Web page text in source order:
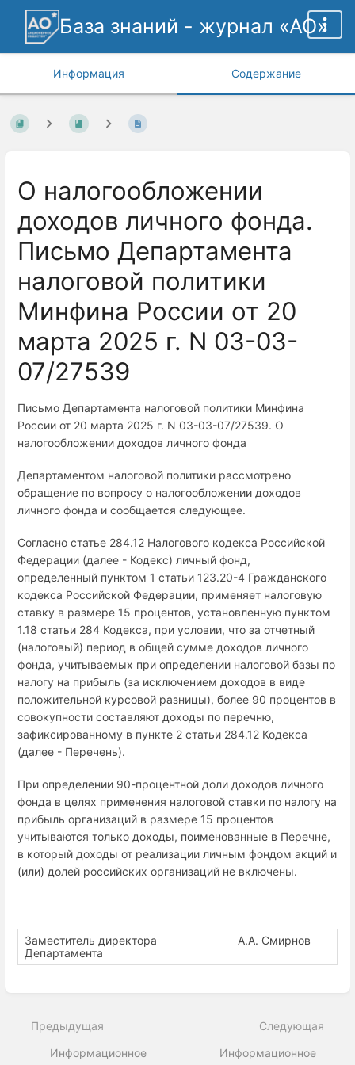
База знаний - журнал «АО»
Информация Содержание
О налогообложении
доходов личного фонда.
Письмо Департамента
налоговой политики
Минфина России от 20
марта 2025 г. N 03-03-
07/27539
Письмо Департамента налоговой политики Минфина
России от 20 марта 2025 г. N 03-03-07/27539. О
налогообложении доходов личного фонда
Департаментом налоговой политики рассмотрено
обращение по вопросу о налогообложении доходов
личного фонда и сообщается следующее.
Согласно статье 284.12 Налогового кодекса Российской
Федерации (далее - Кодекс) личный фонд,
определенный пунктом 1 статьи 123.20-4 Гражданского
кодекса Российской Федерации, применяет налоговую
ставку в размере 15 процентов, установленную пунктом
1.18 статьи 284 Кодекса, при условии, что за отчетный
(налоговый) период в общей сумме доходов личного
фонда, учитываемых при определении налоговой базы по
налогу на прибыль (за исключением доходов в виде
положительной курсовой разницы), более 90 процентов в
совокупности составляют доходы по перечню,
зафиксированному в пункте 2 статьи 284.12 Кодекса
(далее - Перечень).
При определении 90-процентной доли доходов личного
фонда в целях применения налоговой ставки по налогу на
прибыль организаций в размере 15 процентов
учитываются только доходы, поименованные в Перечне,
в который доходы от реализации личным фондом акций и
(или) долей российских организаций не включены.
Заместитель директора
Департамента
А.А. Смирнов
mode
Предыдущая
Информационное
Следующая
Информационное